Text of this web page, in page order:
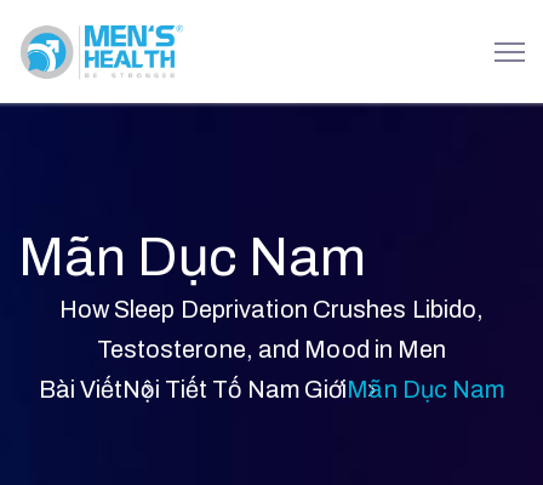
Mãn Dục Nam
How Sleep Deprivation Crushes Libido,
Testosterone, and Mood in Men
Bài ViếtNội Tiết Tố Nam GiớiMãn Dục Nam